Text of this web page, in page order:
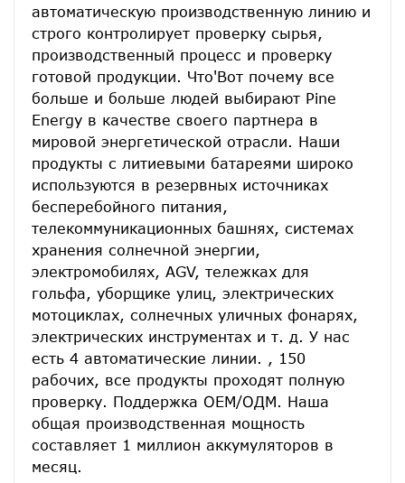
автоматическую производственную линию и
строго контролирует проверку сырья,
производственный процесс и проверку
готовой продукции. Что'Вот почему все
больше и больше людей выбирают Pine
Energy в качестве своего партнера в
мировой энергетической отрасли. Наши
продукты с литиевыми батареями широко
используются в резервных источниках
бесперебойного питания,
телекоммуникационных башнях, системах
хранения солнечной энергии,
электромобилях, AGV, тележках для
гольфа, уборщике улиц, электрических
мотоциклах, солнечных уличных фонарях,
электрических инструментах и ​​т. д. У нас
есть 4 автоматические линии. , 150
рабочих, все продукты проходят полную
проверку. Поддержка ОЕМ/ОДМ. Наша
общая производственная мощность
составляет 1 миллион аккумуляторов в
месяц.